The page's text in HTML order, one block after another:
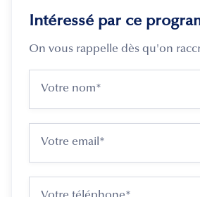
Intéressé par ce
On vous rappelle dès qu'on